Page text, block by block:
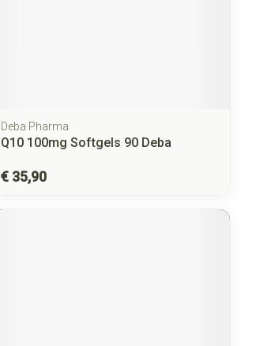
Deba Pharma
Q10 100mg Softgels 90 Deba
€ 35,90